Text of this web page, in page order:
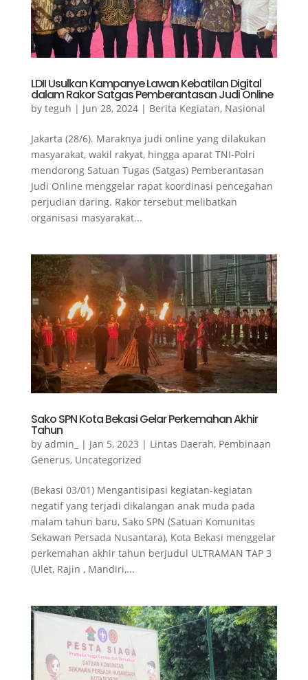
LDII Usulkan Kampanye Lawan Kebatilan Digital
dalam Rakor Satgas Pemberantasan Judi Online
by teguh | Jun 28, 2024| Berita Kegiatan, Nasional
Jakarta (28/6). Maraknya judi online yang dilakukan
masyarakat, wakil rakyat, hingga aparat TNI-Polri
mendorong Satuan Tugas (Satgas) Pemberantasan
Judi Online menggelar rapat koordinasi pencegahan
perjudian daring. Rakor tersebut melibatkan
organisasi masyarakat...
Sako SPN Kota Bekasi Gelar Perkemahan Akhir
Tahun
by admin_ | Jan 5, 2023 | Lintas Daerah, Pembinaan
Generus, Uncategorized
(Bekasi 03/01) Mengantisipasi kegiatan-kegiatan
negatif yang terjadi dikalangan anak muda pada
malam tahun baru, Sako SPN (Satuan Komunitas
Sekawan Persada Nusantara), Kota Bekasi menggelar
perkemahan akhir tahun berjudul ULTRAMAN TAP 3
(Ulet, Rajin , Mandiri,...